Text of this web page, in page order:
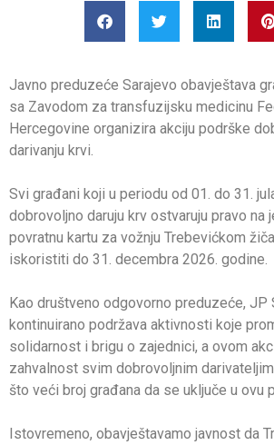
Javno preduzeće Sarajevo obavještava
sa Zavodom za transfuzijsku medicinu
Hercegovine organizira akciju podrške
darivanju krvi.
Svi građani koji u periodu od 01. do 31.
dobrovoljno daruju krv ostvaruju pravo na
povratnu kartu za vožnju Trebevićkom
iskoristiti do 31. decembra 2026. godine.
Kao društveno odgovorno preduzeće, JP
kontinuirano podržava aktivnosti koje
solidarnost i brigu o zajednici, a ovom
zahvalnost svim dobrovoljnim
što veći broj građana da se uključe u ovu
Istovremeno, obavještavamo javnost da